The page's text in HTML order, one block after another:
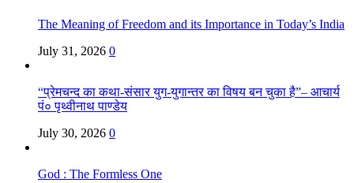
The Meaning of Freedom and its Importance in Today’s India
July 31, 2026 0
“प्रेमचन्द का कथा-संसार युग-युगान्तर का विषय बन चुका है”– आचार्य
पं० पृथ्वीनाथ पाण्डेय
July 30, 2026 0
God : The Formless One